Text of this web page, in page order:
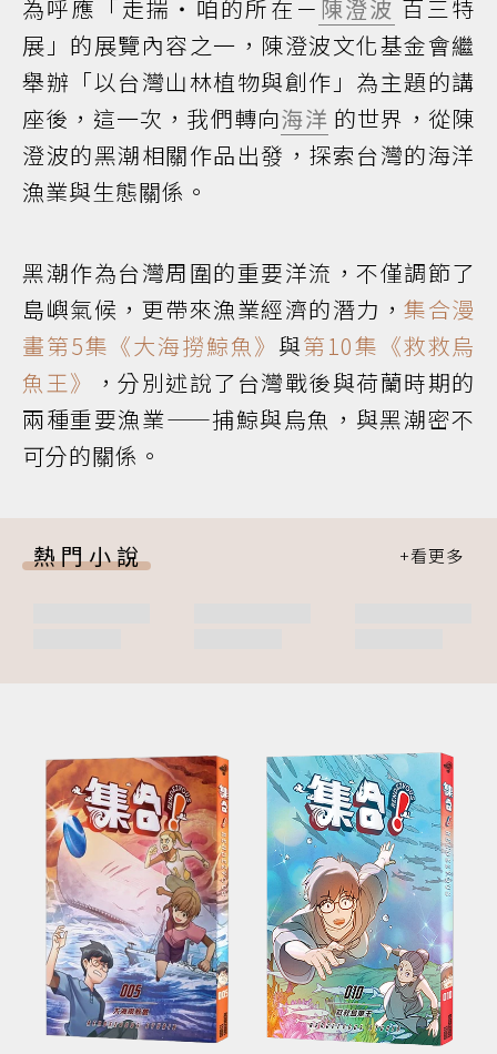
為呼應「走揣・咱的所在－ 陳澄波 百三特
展」的展覽內容之一，陳澄波文化基金會繼
舉辦「以台灣山林植物與創作」為主題的講
座後，這一次，我們轉向海洋 的世界，從陳
澄波的黑潮相關作品出發，探索台灣的海洋
漁業與生態關係。
黑潮作為台灣周圍的重要洋流，不僅調節了
島嶼氣候，更帶來漁業經濟的潛力， 集合漫
畫第5集《大海撈鯨魚》 與第10集《救救烏
魚王》
，分別述說了台灣戰後與荷蘭時期的
兩種重要漁業——捕鯨與烏魚，與黑潮密不
可分的關係。
熱門小說